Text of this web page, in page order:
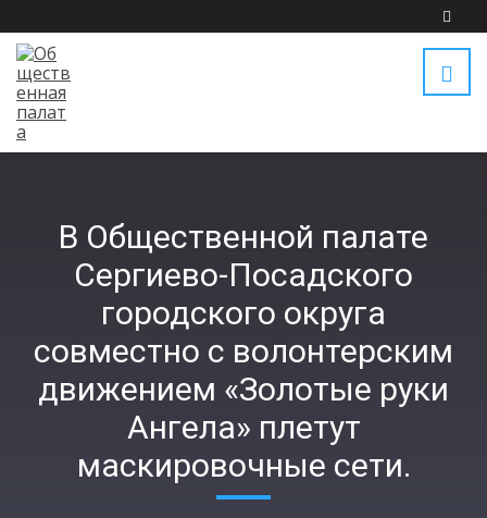
В Общественной палате
Сергиево-Посадского
городского округа
совместно с волонтерским
движением «Золотые руки
Ангела» плетут
маскировочные сети.